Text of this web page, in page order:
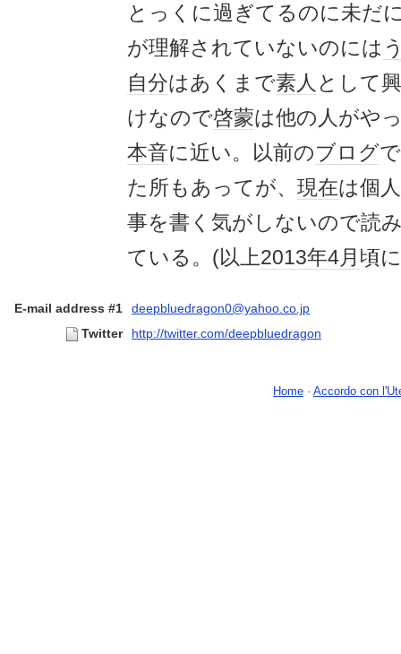
とっくに過ぎてるのに未だ
が理解されていないのには
自分はあくまで素人 として
けなので啓蒙は他の人がや
本音に近い。以前のブログ
た所もあってが、 現在は個
事を書く気がしないので読
ている。(以上2013年4月 頃に
E-mail address #1
deepbluedragon0@yahoo.co.jp
Twitter
http://twitter.com/deepbluedragon
Home - Accordo con